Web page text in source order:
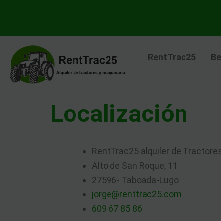
contenido
RentTrac25
Localización
RentTrac25 alquiler de
Alto de San Roque, 11
27596- Taboada-Lugo
jorge@renttrac25.com
609 67 85 86